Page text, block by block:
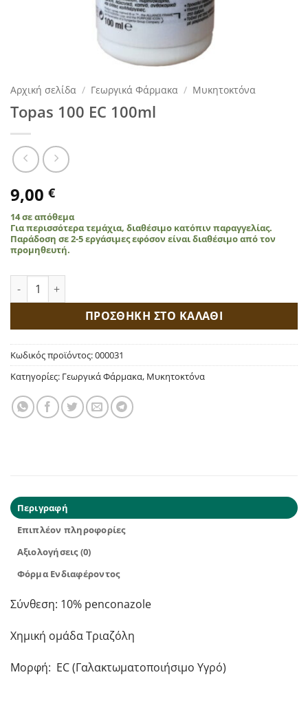
Αρχική σελίδα / Γεωργικά Φάρμακα / Μυκητοκτόνα
Topas 100 EC 100ml
9,00 €
14 σε απόθεμα
Για περισσότερα τεμάχια, διαθέσιμο κατόπιν παραγγελίας.
Παράδοση σε 2-5 εργάσιμες εφόσον είναι διαθέσιμο από τον
προμηθευτή.
Topas 100 EC 100ml ποσότητα
ΠΡΟΣΘΗΚΗ ΣΤΟ ΚΑΛΑΘΙ
Κωδικός προϊόντος:000031
Κατηγορίες: Γεωργικά Φάρμακα, Μυκητοκτόνα
Περιγραφή
Επιπλέον πληροφορίες
Αξιολογήσεις (0)
Φόρμα Ενδιαφέροντος
Σύνθεση: 10% penconazole
Χημική ομάδα Τριαζόλη
Μορφή: EC (Γαλακτωματοποιήσιμο Υγρό)